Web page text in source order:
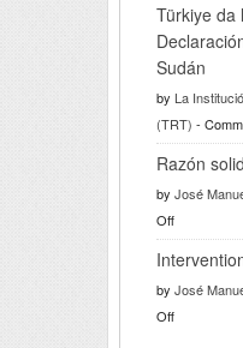
Türkiye da
Sudán
by La
(TRT) -
Razón
by José
Offon
Razón
solidaria
by José
Offon